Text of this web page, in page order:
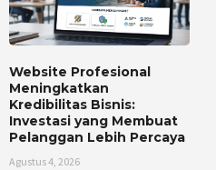
Website Profesional
Meningkatkan
Kredibilitas Bisnis:
Investasi yang Membuat
Pelanggan Lebih Percaya
Agustus 4, 2026